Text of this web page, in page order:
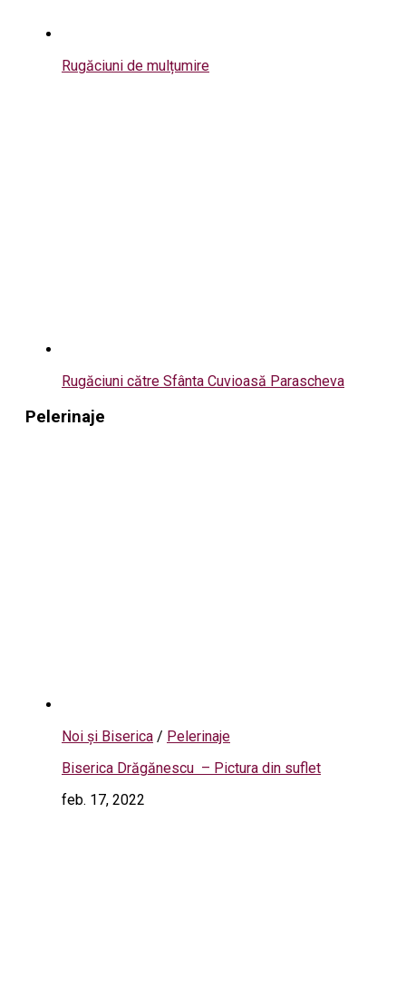
Rugăciuni de mulțumire
Rugăciuni către Sfânta Cuvioasă Parascheva
Pelerinaje
Noi și Biserica / Pelerinaje
Biserica Drăgănescu – Pictura din suflet
feb. 17, 2022